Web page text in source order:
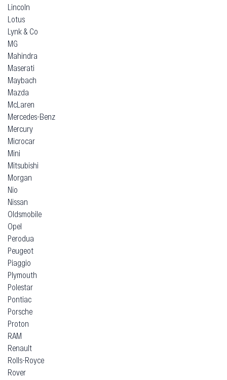
Lincoln
Lotus
Lynk & Co
MG
Mahindra
Maserati
Maybach
Mazda
McLaren
Mercedes-Benz
Mercury
Microcar
Mini
Mitsubishi
Morgan
Nio
Nissan
Oldsmobile
Opel
Perodua
Peugeot
Piaggio
Plymouth
Polestar
Pontiac
Porsche
Proton
RAM
Renault
Rolls-Royce
Rover